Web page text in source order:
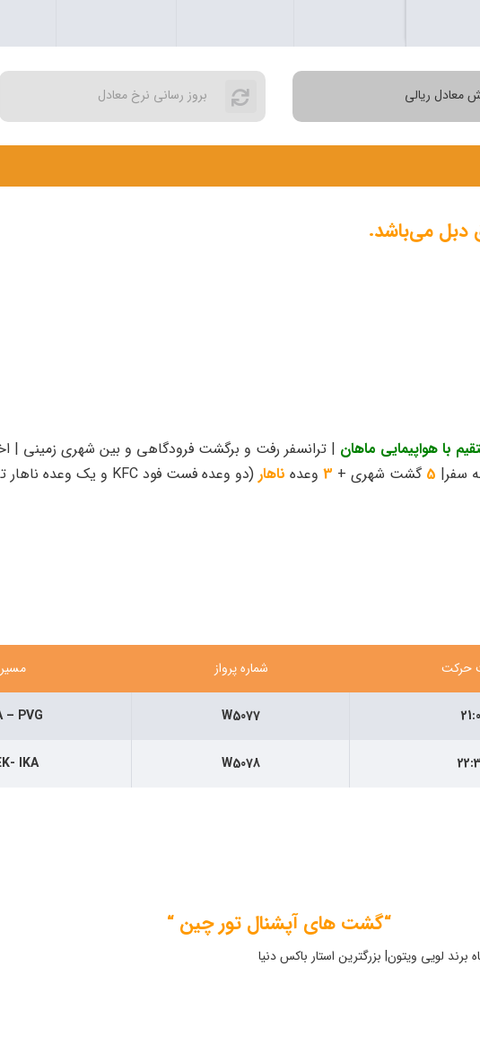
معادل ریالی بروز رسانی نرخ معادل
دبل می‌باشد.
با هواپیمایی ماهان | ترانسفر رفت و برگشت فرودگاهی و بین شهری زمینی |
سفر| 5 گشت شهری + 3 وعده ناهار (دو وعده فست فود KFC و یک وعده ناهار ترکی)
حرکت شماره پرواز مسیر
W5077
– PVG
W5078
IKA
“گشت های آپشنال تور چین “
لویی ویتون| بزرگترین استار باکس دنیا